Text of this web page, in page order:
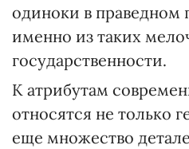
одиноки в праведном
именно из таких
государственности.
К атрибутам
относятся не только
еще множество